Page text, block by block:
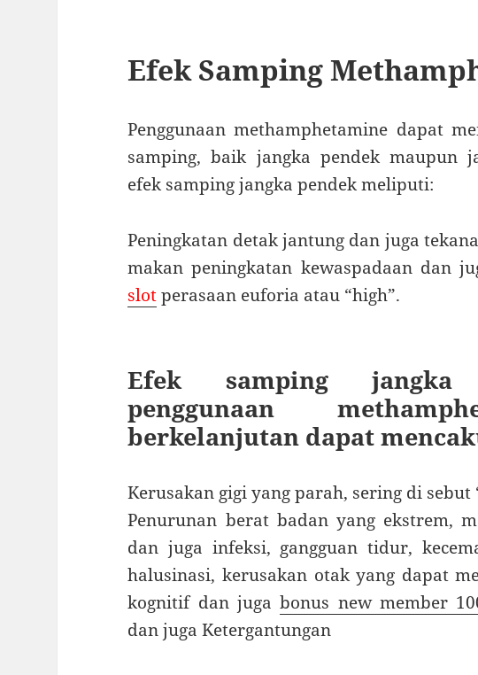
Efek Samping
Penggunaan methamphetamine dapat
samping, baik jangka pendek maupun
efek samping jangka pendek meliputi:
Peningkatan detak jantung dan juga
makan peningkatan kewaspadaan dan
slotperasaan euforia atau “high”.
Efek samping
penggunaan
berkelanjutan dapat
Kerusakan gigi yang parah, sering di sebut
Penurunan berat badan yang ekstrem,
dan juga infeksi, gangguan tidur,
halusinasi, kerusakan otak yang dapat
kognitif dan jugabonus new member
dan juga Ketergantungan